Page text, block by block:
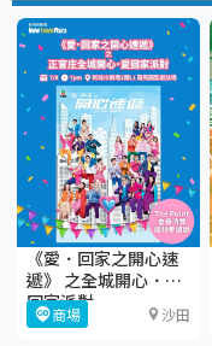
《愛．回家之開心速
遞》 之全城開心．愛
回家派對
商場 沙田